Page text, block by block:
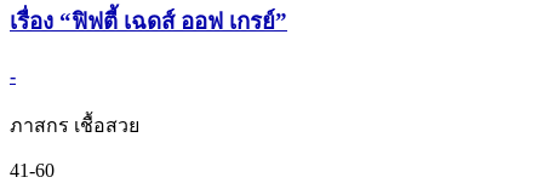
เรื่อง “ฟิฟตี้ เฉดส์ ออฟ เกรย์”
-
ภาสกร เชื้อสวย
41-60